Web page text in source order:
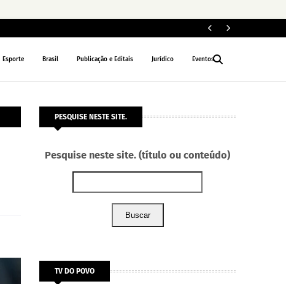
Esporte Brasil Publicação e Editais Jurídico Eventos
PESQUISE NESTE SITE.
Pesquise neste site. (título ou conteúdo)
Buscar
TV DO POVO